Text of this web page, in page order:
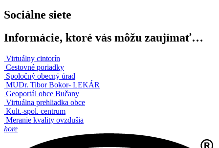
Sociálne siete
Informácie, ktoré vás môžu zaujímať…
Virtuálny cintorín
Cestovné poriadky
Spoločný obecný úrad
MUDr. Tibor Bokor- LEKÁR
Geoportál obce Bučany
Virtuálna prehliadka obce
Kult.-spol. centrum
Meranie kvality ovzdušia
hore